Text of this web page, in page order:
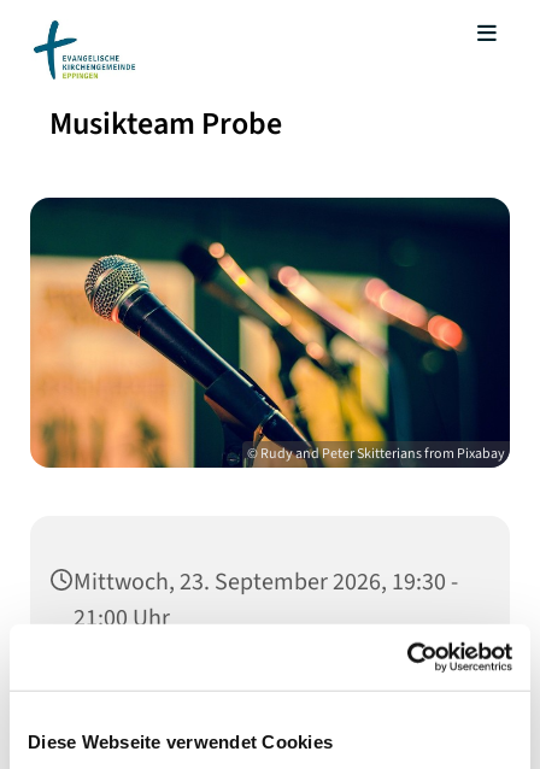
Diese Webseite verwendet Cookies
Musikteam Probe
© Rudy and Peter Skitterians from Pixabay
Mittwoch, 23. September 2026, 19:30 -
21:00 Uhr
Gemeindessal (1/2), Kaiserstraße 5,